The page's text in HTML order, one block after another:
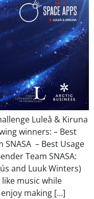
Luleå & Kiruna
winners: – Best
– Best Usage
Team SNASA:
and Luuk Winters)
like music while
making […]